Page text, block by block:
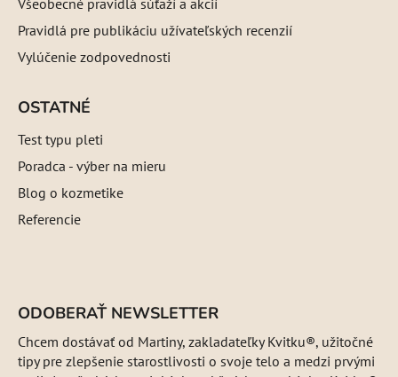
Všeobecné pravidlá súťaží a akcií
Pravidlá pre publikáciu užívateľských recenzií
Vylúčenie zodpovednosti
OSTATNÉ
Test typu pleti
Poradca - výber na mieru
Blog o kozmetike
Referencie
ODOBERAŤ NEWSLETTER
Chcem dostávať od Martiny, zakladateľky Kvitku®, užitočné
tipy pre zlepšenie starostlivosti o svoje telo a medzi prvými